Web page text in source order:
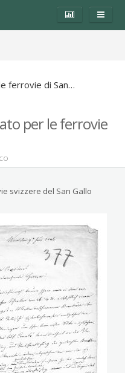
ferrovie di San…
per le ferrovie
svizzere del San Gallo